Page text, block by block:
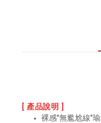
[ 產品說明 ]
裸感"無尷尬線"